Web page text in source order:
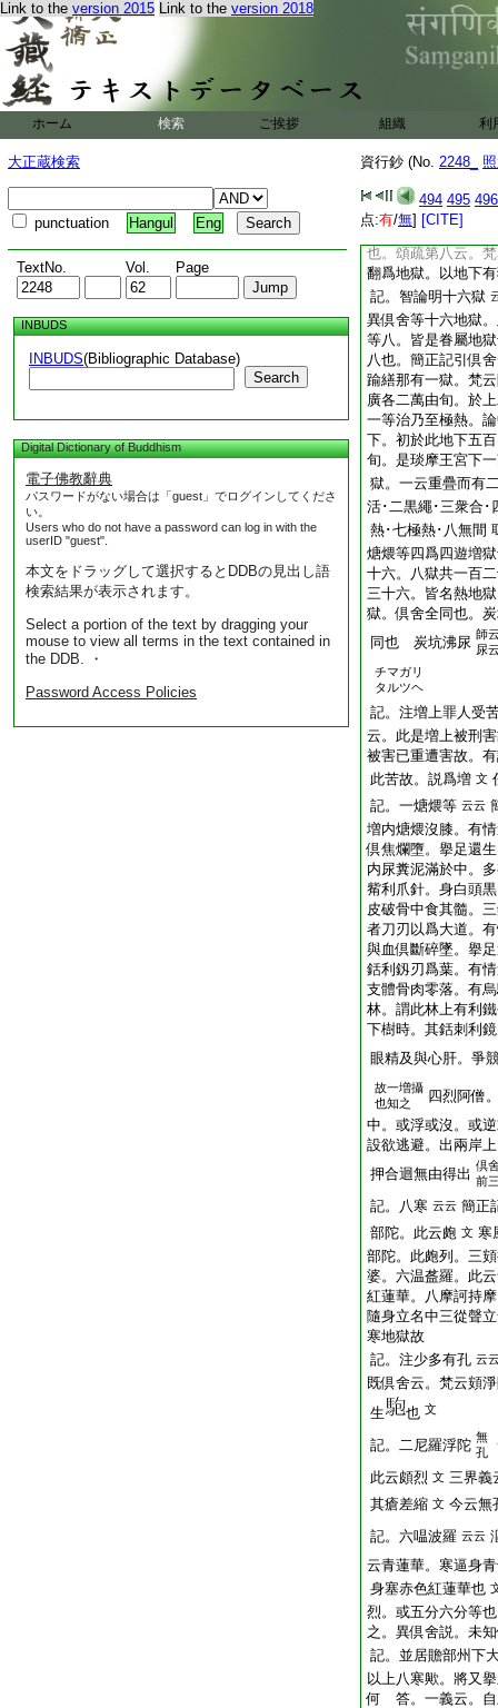
Link to the version 2015 Link to the version 2018
ホーム 検索 ご挨拶 組織 利
大正蔵検索
punctuation Hangul Eng
TextNo. Vol. Page
INBUDS
INBUDS(Bibliographic Database)
Search
Digital Dictionary of Buddhism
電子佛教辭典
パスワードがない場合は「guest」でログインしてくださ
い。
Users who do not have a password can log in with the
userID "guest".
本文をドラッグして選択するとDDBの見出し語
検索結果が表示されます。
Select a portion of the text by dragging your
mouse to view all terms in the text contained in
the DDB. ・
Password Access Policies
資行鈔 (No. 2248_
494 495 496
点:有/無] [CITE]
種言雖通自受體。
出家田。所生俗人
記。故喩田 云云 依
記。獄者梵云捺落
記。舊云泥梨。此
去處。無有救處。
若云那落迦。此云
器依法。受苦者正
也。頌疏第八云。
翻爲地獄。以地下
記。智論明十六獄
異倶舍等十六地獄
等八。皆是眷屬地
八也。簡正記引倶
踰繕那有一獄。梵
廣各二萬由旬。於
一等治乃至極熱。
下。初於此地下五
旬。是琰摩王宮下
獄。一云重疊而有
活･二黒繩･三衆合･
熱･七極熱･八無間
煻煨等四爲四遊増
十六。八獄共一百
三十六。皆名熱地
獄。倶舍全同也。
同也 炭坑沸尿 師
尿
チマガリ
タルツヘ
記。注増上罪人受
云。此是増上被刑
被害已重遭害故。
此苦故。説爲増 文
記。一煻煨等 云云
増内煻煨沒膝。有
倶焦爛墮。擧足還
内尿糞泥滿於中。
觜利爪針。身白頭
皮破骨中食其髓。
者刀刃以爲大道。
與血倶斷碎墜。擧
銛利釼刃爲葉。有
支體骨肉零落。有
林。謂此林上有利
下樹時。其銛刺利
眼精及與心肝。爭
故一増攝
也知之
四烈阿僧
中。或浮或沒。或
設欲逃避。出兩岸
押合迴無由得出 倶
前
記。八寒 云云 簡正
部陀。此云皰 文 寒
部陀。此皰列。三
婆。六温盋羅。此
紅蓮華。八摩訶持
隨身立名中三從聲
寒地獄故
記。注少多有孔 云
既倶舍云。梵云頞
生
也 文
記。二尼羅浮陀 無
孔
此云頗烈 文 三界義
其瘡差縮 文 今云無
記。六嗢波羅 云云
云青蓮華。寒逼身
身塞赤色紅蓮華也
烈。或五分六分等
之。異倶舍説。未
記。並居贍部州下
以上八寒歟。將又
何 答。一義云。自